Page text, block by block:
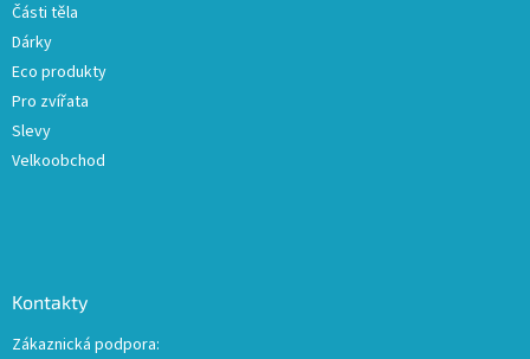
Části těla
Dárky
Eco produkty
Pro zvířata
Slevy
Velkoobchod
Kontakty
Zákaznická podpora: